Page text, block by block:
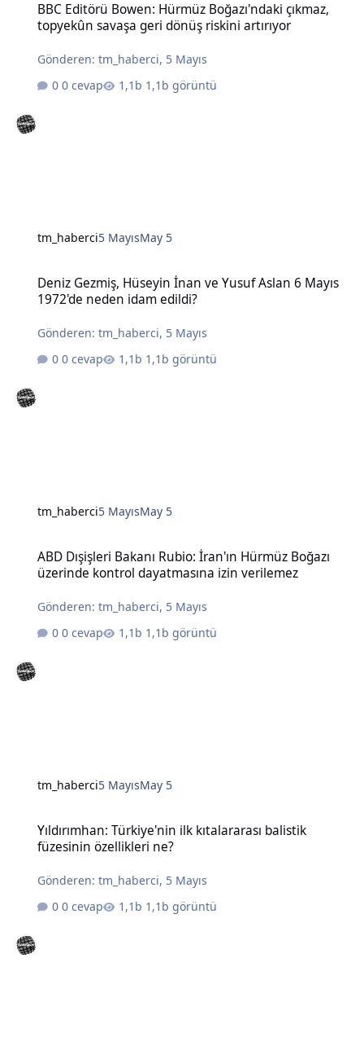
BBC Editörü Bowen: Hürmüz Boğazı'ndaki çıkmaz,
topyekûn savaşa geri dönüş riskini artırıyor
Gönderen:tm_haberci, 5 Mayıs
0 cevap
1,1b görüntü
tm_haberci5 MayısMay 5
Deniz Gezmiş, Hüseyin İnan ve Yusuf Aslan 6 Mayıs
1972'de neden idam edildi?
Gönderen:tm_haberci, 5 Mayıs
0 cevap
1,1b görüntü
tm_haberci5 MayısMay 5
ABD Dışişleri Bakanı Rubio: İran'ın Hürmüz Boğazı
üzerinde kontrol dayatmasına izin verilemez
Gönderen:tm_haberci, 5 Mayıs
0 cevap
1,1b görüntü
tm_haberci5 MayısMay 5
Yıldırımhan: Türkiye'nin ilk kıtalararası balistik
füzesinin özellikleri ne?
Gönderen:tm_haberci, 5 Mayıs
0 cevap
1,1b görüntü